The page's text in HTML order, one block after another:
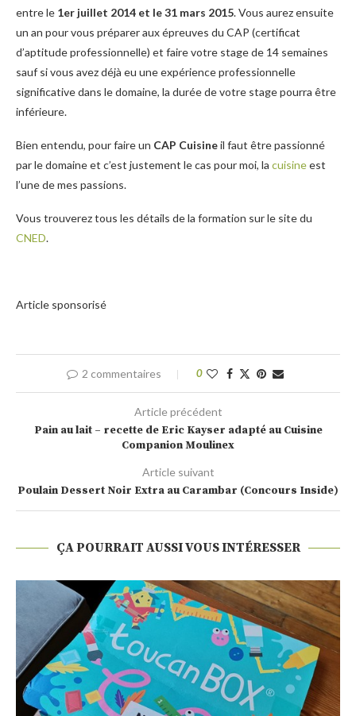
entre le 1er juillet 2014 et le 31 mars 2015. Vous aurez ensuite
un an pour vous préparer aux épreuves du CAP (certificat
d’aptitude professionnelle) et faire votre stage de 14 semaines
sauf si vous avez déjà eu une expérience professionnelle
significative dans le domaine, la durée de votre stage pourra être
inférieure.
Bien entendu, pour faire un CAP Cuisineil faut être passionné
par le domaine et c’est justement le cas pour moi, la cuisineest
l’une de mes passions.
Vous trouverez tous les détails de la formation sur le site du
CNED.
Article sponsorisé
2 commentaires 0
Article précédent
Pain au lait – recette de Eric Kayser adapté au Cuisine
Companion Moulinex
Article suivant
Poulain Dessert Noir Extra au Carambar (Concours Inside)
ÇA POURRAIT AUSSI VOUS INTÉRESSER